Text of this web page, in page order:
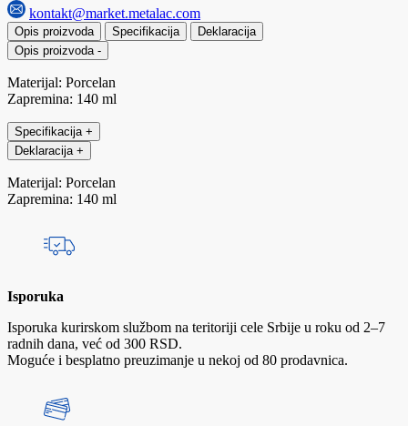
kontakt@market.metalac.com
Opis proizvoda Specifikacija
Deklaracija
Opis proizvoda -
Materijal: Porcelan
Zapremina: 140 ml
Specifikacija +
Deklaracija +
Materijal: Porcelan
Zapremina: 140 ml
Isporuka
Isporuka kurirskom službom na teritoriji cele Srbije u roku od 2–7
radnih dana, već od 300 RSD.
Moguće i besplatno preuzimanje u nekoj od 80 prodavnica.